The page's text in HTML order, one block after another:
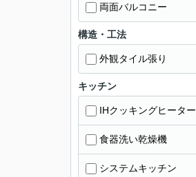
両面バルコニー
構造・工法
外観タイル張り
キッチン
IHクッキングヒーター
食器洗い乾燥機
システムキッチン